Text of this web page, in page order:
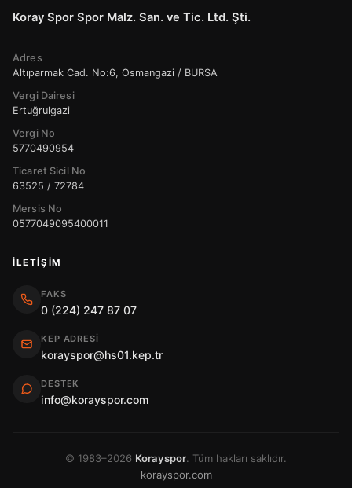
Koray Spor Spor Malz. San. ve Tic. Ltd. Şti.
Adres
Altıparmak Cad. No:6, Osmangazi / BURSA
Vergi Dairesi
Ertuğrulgazi
Vergi No
5770490954
Ticaret Sicil No
63525 / 72784
Mersis No
0577049095400011
İLETIŞIM
FAKS
0 (224) 247 87 07
KEP ADRESI
korayspor@hs01.kep.tr
DESTEK
info@korayspor.com
© 1983–2026 Korayspor. Tüm hakları saklıdır.
korayspor.com